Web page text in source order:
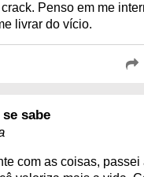
Penso em me
livrar do vício.
sabe
com as coisas, passei